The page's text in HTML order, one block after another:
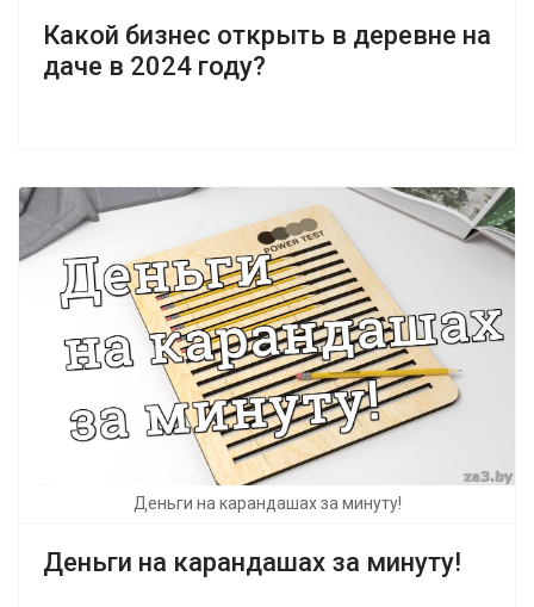
Какой бизнес открыть в деревне на
даче в 2024 году?
Деньги на карандашах за минуту!
Деньги на карандашах за минуту!